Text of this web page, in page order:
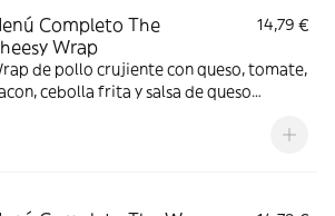
Completo The
Wrap
14,79 €
de pollo crujiente con queso, tomate,
cebolla frita y salsa de queso